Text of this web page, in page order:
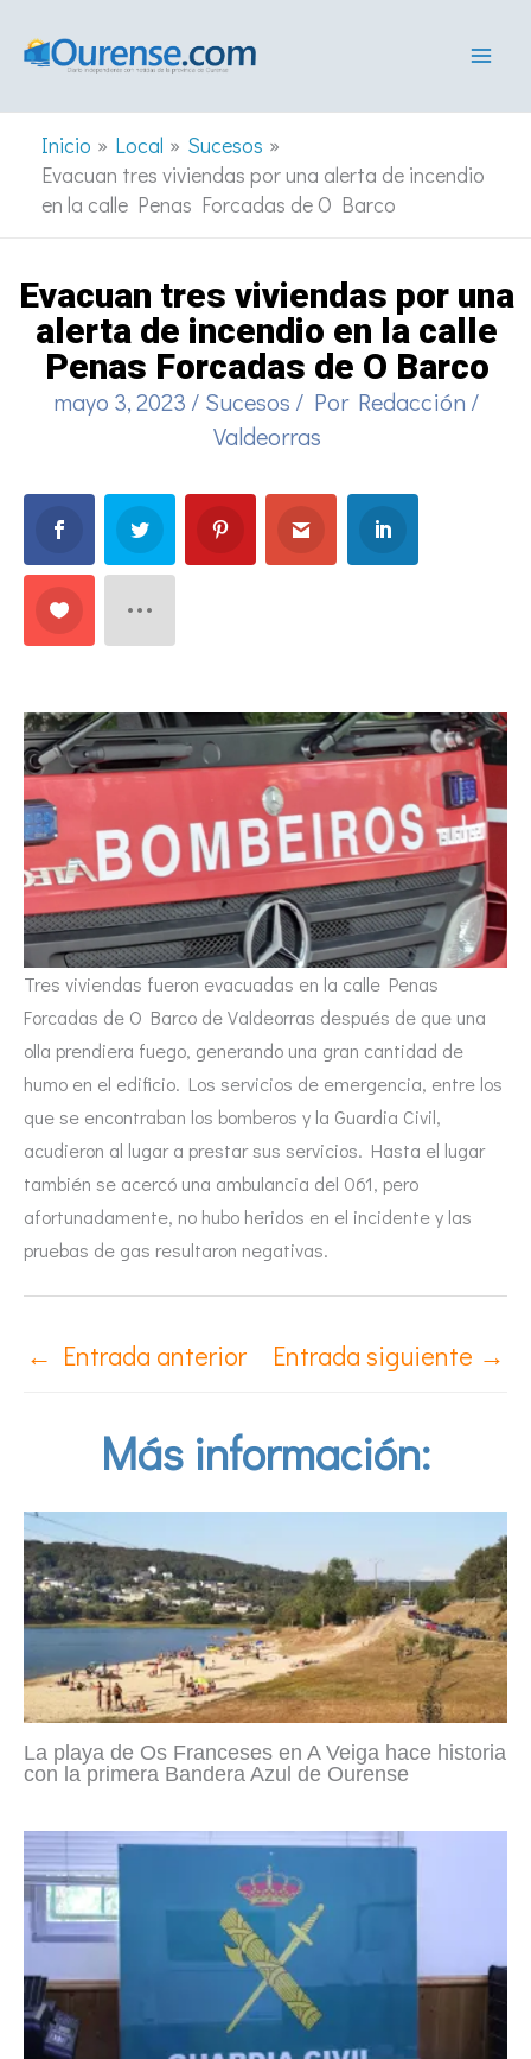
Inicio Local
Sucesos
Evacuan tres viviendas por una alerta de incendio
en la calle Penas Forcadas de O Barco
Evacuan tres viviendas por una
alerta de incendio en la calle
Penas Forcadas de O Barco
mayo 3, 2023 / Sucesos / Por Redacción /
Valdeorras
Tres viviendas fueron evacuadas en la calle Penas
Forcadas de O Barco de Valdeorras después de que una
olla prendiera fuego, generando una gran cantidad de
humo en el edificio. Los servicios de emergencia, entre los
que se encontraban los bomberos y la Guardia Civil,
acudieron al lugar a prestar sus servicios. Hasta el lugar
también se acercó una ambulancia del 061, pero
afortunadamente, no hubo heridos en el incidente y las
pruebas de gas resultaron negativas.
← Entrada anterior Entrada siguiente →
Más información:
La playa de Os Franceses en A Veiga hace historia
con la primera Bandera Azul de Ourense